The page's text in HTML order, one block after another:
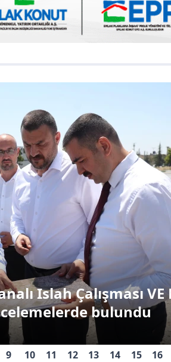
Islah Çalışması
bulundu
9 10 11 12 13 14 15 16
Genel
Kabe
sarılarak
Engelli
hayali